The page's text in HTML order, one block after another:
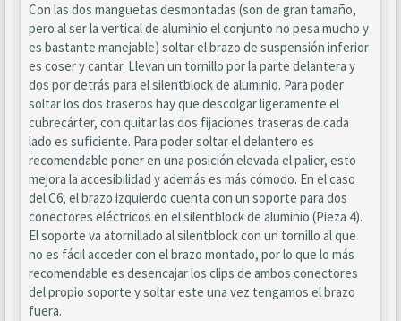
Con las dos manguetas desmontadas (son de gran tamaño,
pero al ser la vertical de aluminio el conjunto no pesa mucho y
es bastante manejable) soltar el brazo de suspensión inferior
es coser y cantar. Llevan un tornillo por la parte delantera y
dos por detrás para el silentblock de aluminio. Para poder
soltar los dos traseros hay que descolgar ligeramente el
cubrecárter, con quitar las dos fijaciones traseras de cada
lado es suficiente. Para poder soltar el delantero es
recomendable poner en una posición elevada el palier, esto
mejora la accesibilidad y además es más cómodo. En el caso
del C6, el brazo izquierdo cuenta con un soporte para dos
conectores eléctricos en el silentblock de aluminio (Pieza 4).
El soporte va atornillado al silentblock con un tornillo al que
no es fácil acceder con el brazo montado, por lo que lo más
recomendable es desencajar los clips de ambos conectores
del propio soporte y soltar este una vez tengamos el brazo
fuera.